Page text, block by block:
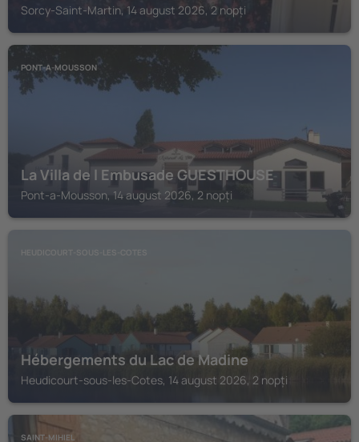
Sorcy-Saint-Martin, 14 august 2026, 2 nopți
PONT-A-MOUSSON
La Villa de l Embusade GUESTHOUSE
Pont-a-Mousson, 14 august 2026, 2 nopți
HEUDICOURT-SOUS-LES-COTES
Hébergements du Lac de Madine
Heudicourt-sous-les-Cotes, 14 august 2026, 2 nopți
SAINT-MIHIEL